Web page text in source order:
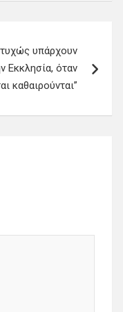
υπάρχουν
Εκκλησία, όταν
καθαιρούνται”